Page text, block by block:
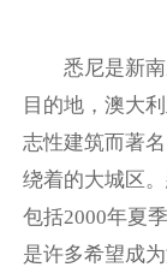
悉尼是新
目的地，澳大
志性建筑而著
绕着的大城区
包括2000年夏
是许多希望成